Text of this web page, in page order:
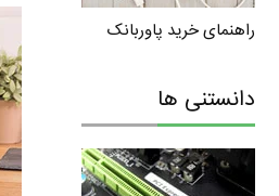
راهنمای خرید پاوربانک
دانستنی ها